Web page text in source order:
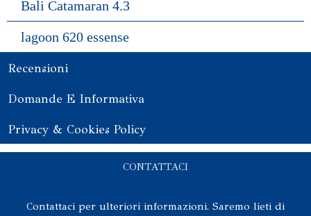
Bali Catamaran 4.3
lagoon 620 essense
Recensioni
Domande E Informativa
Privacy & Cookies Policy
CONTATTACI
Contattaci per ulteriori informazioni. Saremo lieti di